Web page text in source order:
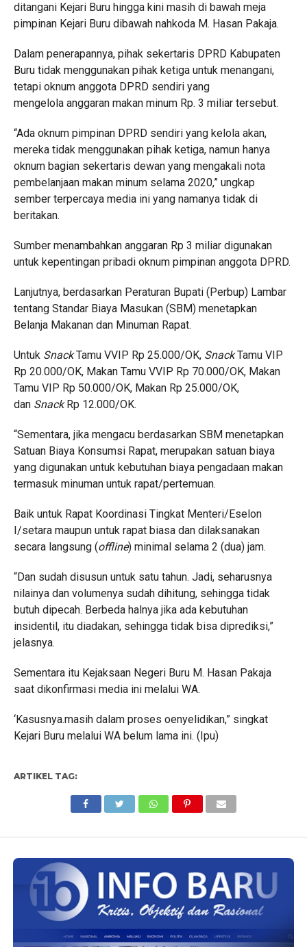
ditangani Kejari Buru hingga kini masih di bawah meja
pimpinan Kejari Buru dibawah nahkoda M. Hasan Pakaja.
Dalam penerapannya, pihak sekertaris DPRD Kabupaten
Buru tidak menggunakan pihak ketiga untuk menangani,
tetapi oknum anggota DPRD sendiri yang
mengelola anggaran makan minum Rp. 3 miliar tersebut.
“Ada oknum pimpinan DPRD sendiri yang kelola akan,
mereka tidak menggunakan pihak ketiga, namun hanya
oknum bagian sekertaris dewan yang mengakali nota
pembelanjaan makan minum selama 2020,” ungkap
sember terpercaya media ini yang namanya tidak di
beritakan.
Sumber menambahkan anggaran Rp 3 miliar digunakan
untuk kepentingan pribadi oknum pimpinan anggota DPRD.
Lanjutnya, berdasarkan Peraturan Bupati (Perbup) Lambar
tentang Standar Biaya Masukan (SBM) menetapkan
Belanja Makanan dan Minuman Rapat.
Untuk SnackTamu VVIP Rp 25.000/OK, SnackTamu VIP
Rp 20.000/OK, Makan Tamu VVIP Rp 70.000/OK, Makan
Tamu VIP Rp 50.000/OK, Makan Rp 25.000/OK,
dan SnackRp 12.000/OK.
“Sementara, jika mengacu berdasarkan SBM menetapkan
Satuan Biaya Konsumsi Rapat, merupakan satuan biaya
yang digunakan untuk kebutuhan biaya pengadaan makan
termasuk minuman untuk rapat/pertemuan.
Baik untuk Rapat Koordinasi Tingkat Menteri/Eselon
I/setara maupun untuk rapat biasa dan dilaksanakan
secara langsung (offline) minimal selama 2 (dua) jam.
“Dan sudah disusun untuk satu tahun. Jadi, seharusnya
nilainya dan volumenya sudah dihitung, sehingga tidak
butuh dipecah. Berbeda halnya jika ada kebutuhan
insidentil, itu diadakan, sehingga tidak bisa diprediksi,”
jelasnya.
Sementara itu Kejaksaan Negeri Buru M. Hasan Pakaja
saat dikonfirmasi media ini melalui WA.
‘Kasusnya.masih dalam proses oenyelidikan,” singkat
Kejari Buru melalui WA belum lama ini. (Ipu)
ARTIKEL TAG: